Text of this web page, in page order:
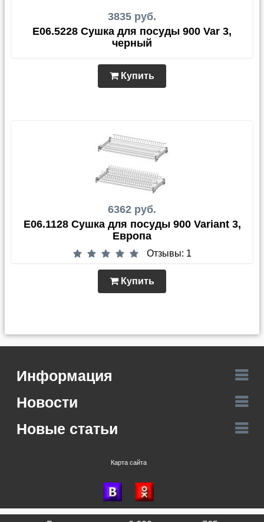
3835 руб.
E06.5228 Сушка для посуды 900 Var 3,
черный
Купить
6362 руб.
E06.1128 Сушка для посуды 900 Variant 3,
Европа
Отзывы: 1
Купить
Информация
Новости
Новые статьи
Карта сайта